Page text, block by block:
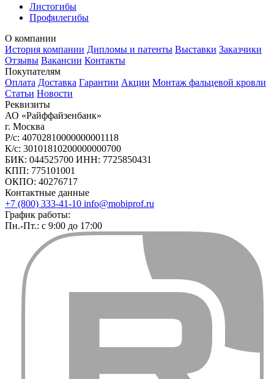
Листогибы
Профилегибы
О компании
История компании Дипломы и патенты Выставки Заказчики
Отзывы Вакансии Контакты
Покупателям
Оплата Доставка Гарантии Акции Монтаж фальцевой кровли
Статьи Новости
Реквизиты
АО «Райффайзенбанк»
г. Москва
Р/с: 40702810000000001118
К/с: 30101810200000000700
БИК: 044525700 ИНН: 7725850431
КПП: 775101001
ОКПО: 40276717
Контактные данные
+7 (800) 333-41-10 info@mobiprof.ru
График работы:
Пн.-Пт.: с 9:00 до 17:00